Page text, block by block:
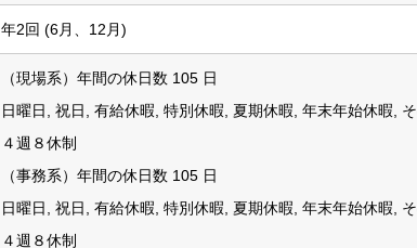
年2回 (6月、12月)
（現場系）年間の休日数 105 日
日曜日, 祝日, 有給休暇, 特別休暇, 夏期休暇, 年末年始休暇,
４週８休制
（事務系）年間の休日数 105 日
日曜日, 祝日, 有給休暇, 特別休暇, 夏期休暇, 年末年始休暇,
４週８休制